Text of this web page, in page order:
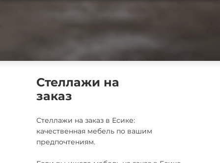
Стеллажи на заказ в Есике:
качественная мебель по вашим
предпочтениям.
Стеллажи на
заказ